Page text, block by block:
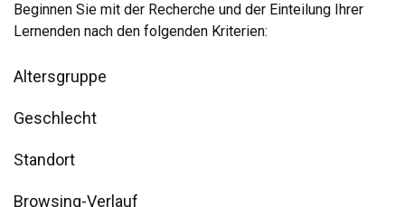
Beginnen Sie mit der Recherche und der Einteilung Ihrer
Lernenden nach den folgenden Kriterien:
Altersgruppe
Geschlecht
Standort
Browsing-Verlauf